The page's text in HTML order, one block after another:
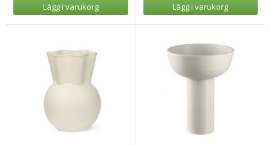
Lägg i varukorg Lägg i varukorg